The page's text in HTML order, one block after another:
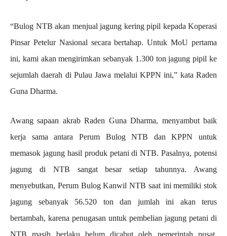
“Bulog NTB akan menjual jagung kering pipil kepada Koperasi
Pinsar Petelur Nasional secara bertahap. Untuk MoU pertama
ini, kami akan mengirimkan sebanyak 1.300 ton jagung pipil ke
sejumlah daerah di Pulau Jawa melalui KPPN ini,” kata Raden
Guna Dharma.
Awang sapaan akrab Raden Guna Dharma, menyambut baik
kerja sama antara Perum Bulog NTB dan KPPN untuk
memasok jagung hasil produk petani di NTB. Pasalnya, potensi
jagung di NTB sangat besar setiap tahunnya. Awang
menyebutkan, Perum Bulog Kanwil NTB saat ini memiliki stok
jagung sebanyak 56.520 ton dan jumlah ini akan terus
bertambah, karena penugasan untuk pembelian jagung petani di
NTB masih berlaku belum dicabut oleh pemerintah pusat.